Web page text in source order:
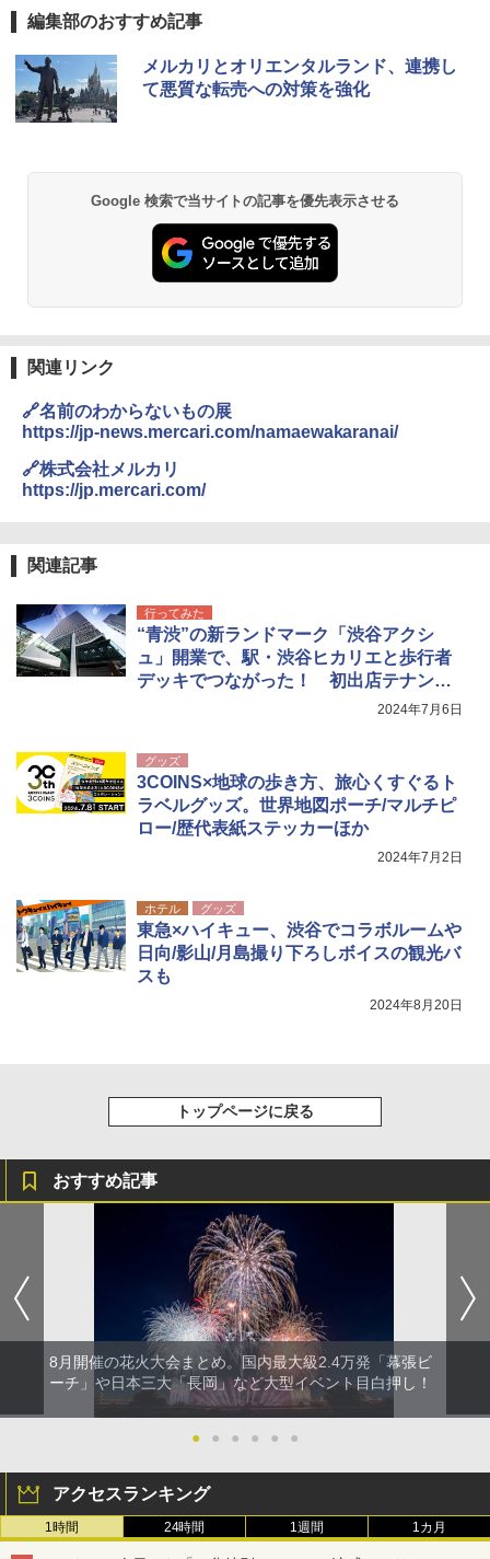
D40 地球の歩き方 チェンマイ タイ北部の魅
力的な町 2026～2027 地球の歩き方D アジア
A09 地球の歩き方 イタリア 2026～2027 地
球の歩き方A ヨーロッパ
￥2,479
A26 地球の歩き方 チェコ ポーランド スロヴ
ァキア 2026～2027 地球の歩き方A ヨーロッ
新しい日本地理 地図・統計・移動から読み
解く (講談社現代新書)
￥1,540
[キャンパーズコレクション 山善] ポップアッ
プテント 傘みたいに広げて畳める パッとサ
ッとサンシェード キューブ フルクローズ メ
￥6,831
PYKES PEAK (パイクスピーク) 着替えテン
ト プライバシー テント 【中が透けない】 1
人用 折りたたみ 防災グッズ 災害用トイレ ビ
易 トイレテント (ブラック)
ENDLESS BASE 《めざましテレビで紹介》
テント ワンタッチ RENEW 幅200 2-3人用 43
￥5,999
簡単設置 ポップアップテント エクルベージ
ュ(BC仕様) PATC-150B(EB)
￥9,990
イド ブラックコーティング フルクローズ メ
ッシュ 4人用 簡単設置 ポップアップテント P
ATCW-150B エクルベージュ
DEWEL パラソル 大型 ビーチ アウトドアパ
ラソル ガーデン サイトシート付 折りたたみ
防水 UVカット 4段階高さ調整 軽量 収納袋付
-08EX カーキ ソロキャンプ ポリエステル フ
レーム テント
￥2,980
ニューエラ New Era キャップ メッシュキャ
ティー男女兼用ユニセックス 夏用 日除けUV
ケア FREE
￥4,400
0ml（連続噴射30秒）110ml（連続噴射15
秒）射程5～10m 安全ロック搭載 携帯収納袋
付き ヒグマ・イノシシ対策 自治体・教育機
関の購入実績 登山・キャンプ・アウトドア・
防災用品 長期保存可能 緊急時用 日本国内発
￥3,680
編集部のおすすめ記事
メルカリとオリエンタルランド、連携し
て悪質な転売への対策を強化
Google 検索で当サイトの記事を優先表示させる
関連リンク
🔗名前のわからないもの展
https://jp-news.mercari.com/namaewakaranai/
🔗株式会社メルカリ
https://jp.mercari.com/
関連記事
行ってみた
“青渋”の新ランドマーク「渋谷アクシ
ュ」開業で、駅・渋谷ヒカリエと歩行者
デッキでつながった！ 初出店テナント
ほか、いち早く内部を見てきた2024年7月6日
グッズ
3COINS×地球の歩き方、旅心くすぐるト
ラベルグッズ。世界地図ポーチ/マルチピ
ロー/歴代表紙ステッカーほか
2024年7月2日
ホテル グッズ
東急×ハイキュー、渋谷でコラボルームや
日向/影山/月島撮り下ろしボイスの観光バ
スも
2024年8月20日
トップページに戻る
おすすめ記事
8月開催の花火大会まとめ。国内最大級2.4万発「幕張ビ
ーチ」や日本三大「長岡」など大型イベント目白押し！
● ● ● ● ● ●
アクセスランキング
1時間 24時間 1週間 1カ月